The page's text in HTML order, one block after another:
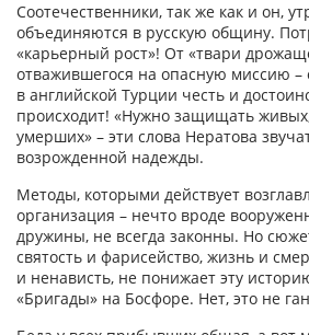
Соотечественники, так же как и он,
объединяются в русскую общину.
«карьерный рост»! От «твари
отважившегося на опасную миссию –
в английской Турции честь и
происходит! «Нужно защищать
умерших» – эти слова Нератова
возрожденной надежды.
Методы, которыми действует
организация – нечто вроде
дружины, не всегда законны. Но
святость и фарисейство, жизнь и
и ненависть, не понижает эту
«Бригады» на Босфоре. Нет, это не